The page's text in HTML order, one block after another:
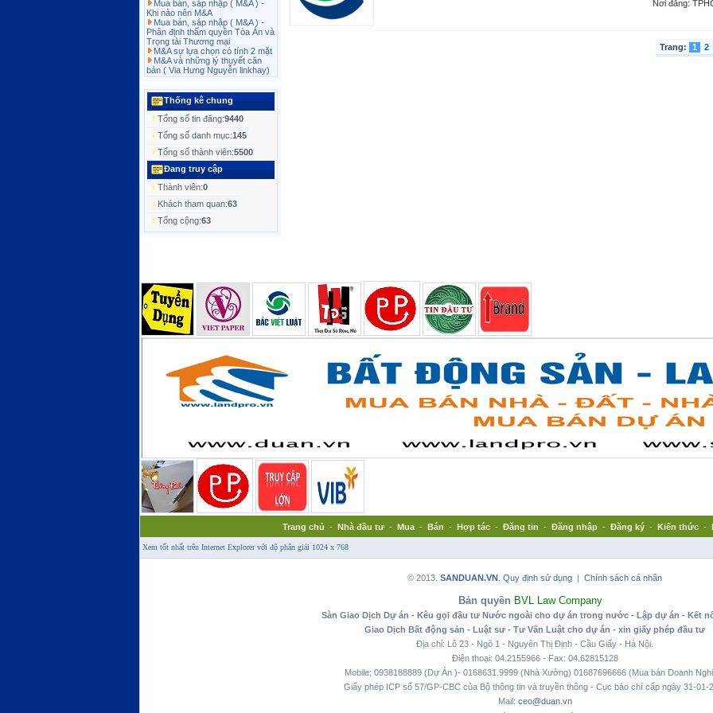
Mua bán, sáp nhập ( M&A ) -
Khi nào nên M&A
Mua bán, sáp nhập ( M&A ) -
Phân định thẩm quyền Tòa Án và
Trọng tài Thương mại
M&A sự lựa chọn có tính 2 mặt
M&A và những lý thuyết căn
bản ( Via Hưng Nguyễn linkhay)
Thống kê chung
› Tổng số tin đăng:9440
› Tổng số danh mục:145
› Tổng số thành viên:5500
Đang truy cập
› Thành viên:0
› Khách tham quan:63
› Tổng cộng:63
Nơi đăng:
Trang: 1 2
Trang chủ - Nhà đầu tư - Mua - Bán - Hợp tác - Đăng tin - Đăng nhập - Đăng ký - Kiến thức -
Xem tốt nhất trên Internet Explorer với độ phân giải 1024 x 768
© 2013. SANDUAN.VN Quy định sử dụng | Chính sách cá nhân
Bản quyền BVL Law Company
Sàn Giao Dịch Dự án - Kêu gọi đầu tư Nước ngoài cho dự án trong nước - Lập dự án - Kết
Giao Dịch Bất động sản - Luật sư - Tư Vấn Luật cho dự án - xin giấy phép đầu tư
Địa chỉ: Lô 23 - Ngõ 1 - Nguyên Thị Định - Cầu Giấy - Hà Nội.
Điện thoại: 04.2155966 - Fax: 04.62815128
Mobile: 0938188889 (Dự Án )- 0168631.9999 (Nhà Xưởng) 01687696666 (Mua bán Doanh
Giấy phép ICP số 57/GP-CBC của Bộ thông tin và truyền thông - Cục báo chí cấp ngày 31-01-
Mail: ceo@duan.vn